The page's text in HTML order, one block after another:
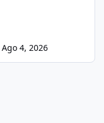
Ago 4, 2026